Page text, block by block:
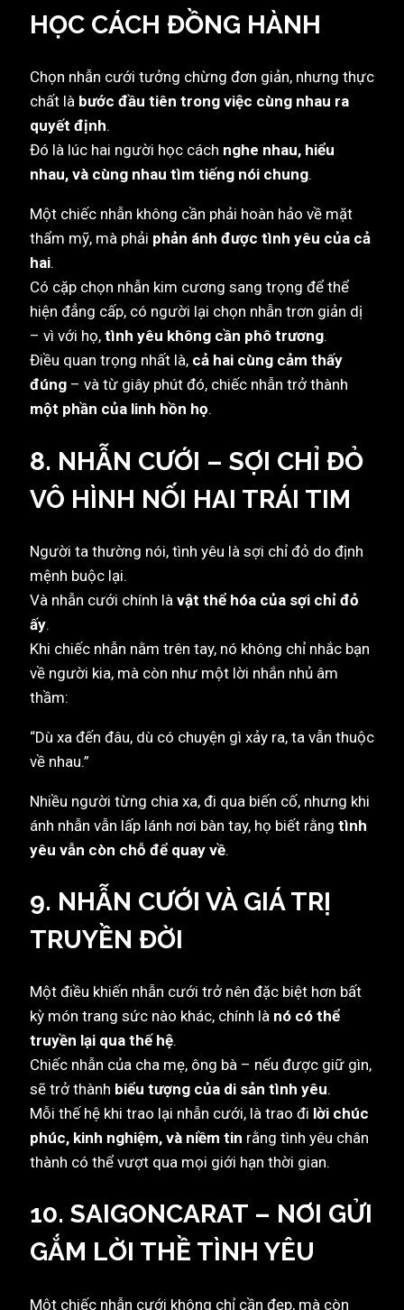
HỌC CÁCH ĐỒNG HÀNH
Chọn nhẫn cưới tưởng chừng đơn giản, nhưng thực
chất là bước đầu tiên trong việc cùng nhau ra
quyết định.
Đó là lúc hai người học cách nghe nhau, hiểu
nhau, và cùng nhau tìm tiếng nói chung.
Một chiếc nhẫn không cần phải hoàn hảo về mặt
thẩm mỹ, mà phải phản ánh được tình yêu của cả
hai.
Có cặp chọn nhẫn kim cương sang trọng để thể
hiện đẳng cấp, có người lại chọn nhẫn trơn giản dị
– vì với họ, tình yêu không cần phô trương.
Điều quan trọng nhất là, cả hai cùng cảm thấy
đúng – và từ giây phút đó, chiếc nhẫn trở thành
một phần của linh hồn họ.
8. NHẪN CƯỚI – SỢI CHỈ ĐỎ
VÔ HÌNH NỐI HAI TRÁI TIM
Người ta thường nói, tình yêu là sợi chỉ đỏ do định
mệnh buộc lại.
Và nhẫn cưới chính là vật thể hóa của sợi chỉ đỏ
ấy.
Khi chiếc nhẫn nằm trên tay, nó không chỉ nhắc bạn
về người kia, mà còn như một lời nhắn nhủ âm
thầm:
“Dù xa đến đâu, dù có chuyện gì xảy ra, ta vẫn thuộc
về nhau.”
Nhiều người từng chia xa, đi qua biến cố, nhưng khi
ánh nhẫn vẫn lấp lánh nơi bàn tay, họ biết rằng tình
yêu vẫn còn chỗ để quay về.
9. NHẪN CƯỚI VÀ GIÁ TRỊ
TRUYỀN ĐỜI
Một điều khiến nhẫn cưới trở nên đặc biệt hơn bất
kỳ món trang sức nào khác, chính là nó có thể
truyền lại qua thế hệ.
Chiếc nhẫn của cha mẹ, ông bà – nếu được giữ gìn,
sẽ trở thành biểu tượng của di sản tình yêu.
Mỗi thế hệ khi trao lại nhẫn cưới, là trao đi lời chúc
phúc, kinh nghiệm, và niềm tin rằng tình yêu chân
thành có thể vượt qua mọi giới hạn thời gian.
10. SAIGONCARAT – NƠI GỬI
GẮM LỜI THỀ TÌNH YÊU
Một chiếc nhẫn cưới không chỉ cần đẹp, mà còn